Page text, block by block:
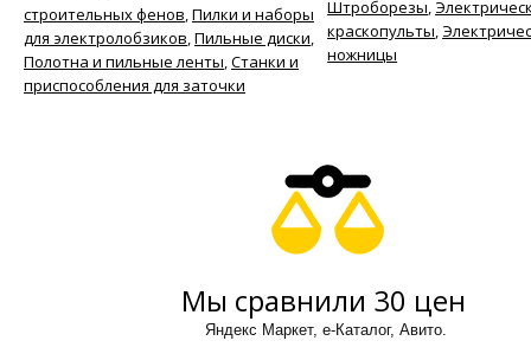
строительных фенов,Пилки и наборы
для электролобзиков,Пильные диски,
Полотна и пильные ленты,Станки и
приспособления для заточки
Штроборезы,
краскопульты,
ножницы
Мы сравнили 30 цен
Яндекс Маркет, е-Каталог, Авито.